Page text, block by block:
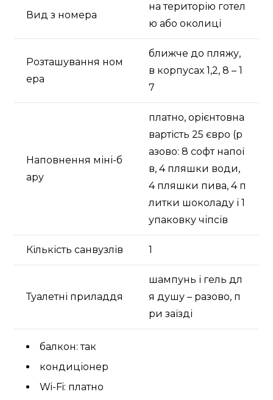
Вид з номера
на територію готел
ю або околиці
Розташування ном
ера
ближче до пляжу,
в корпусах 1,2, 8 – 1
7
Наповнення міні-б
ару
платно, орієнтовна
вартість 25 євро (р
азово: 8 софт напої
в, 4 пляшки води,
4 пляшки пива, 4 п
литки шоколаду і 1
упаковку чіпсів
Кількість санвузлів 1
Туалетні приладдя
шампунь і гель дл
я душу – разово, п
ри заїзді
балкон: так
кондиціонер
Wi-Fi: платно